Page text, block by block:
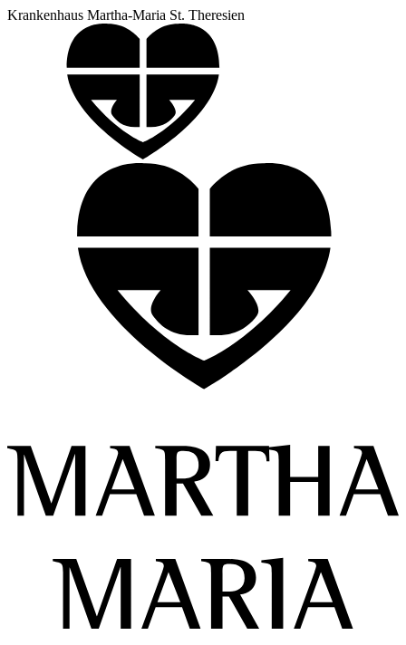
Krankenhaus Martha-Maria St. Theresien